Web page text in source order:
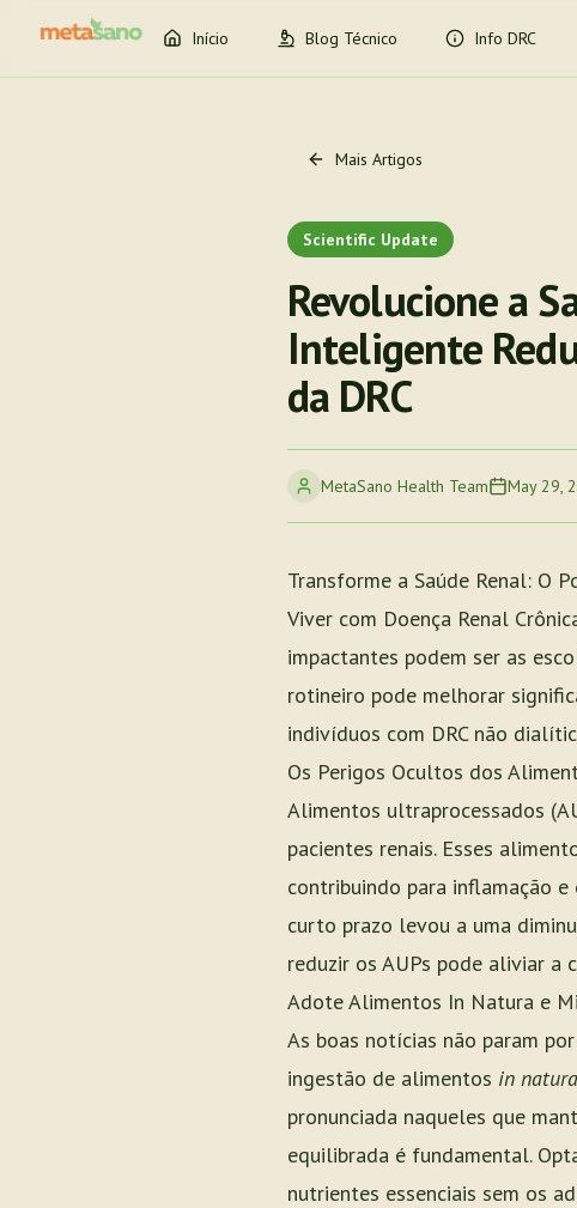
Início Blog Técnico Info DRC
Mais Artigos
Scientific Update
Revolucione a
Inteligente
da DRC
MetaSano Health Team May 29,
Transforme a Saúde Renal: O
Viver com Doença Renal
impactantes podem ser as
rotineiro pode melhorar
indivíduos com DRC não
Os Perigos Ocultos dos
Alimentos ultraprocessados
pacientes renais. Esses
contribuindo para inflamação
curto prazo levou a uma
reduzir os AUPs pode aliviar a
Adote Alimentos In Natura e
As boas notícias não param
ingestão de alimentos in natura
pronunciada naqueles que
equilibrada é fundamental.
nutrientes essenciais sem os